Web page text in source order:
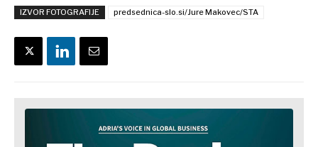
IZVOR FOTOGRAFIJE predsednica-slo.si/Jure Makovec/STA